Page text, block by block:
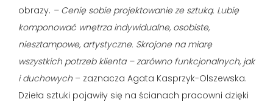
obrazy. – Cenię sobie projektowanie ze sztuką. Lubię
komponować wnętrza indywidualne, osobiste,
niesztampowe, artystyczne. Skrojone na miarę
wszystkich potrzeb klienta – zarówno funkcjonalnych, jak
i duchowych – zaznacza Agata Kasprzyk-Olszewska.
Dzieła sztuki pojawiły się na ścianach pracowni dzięki